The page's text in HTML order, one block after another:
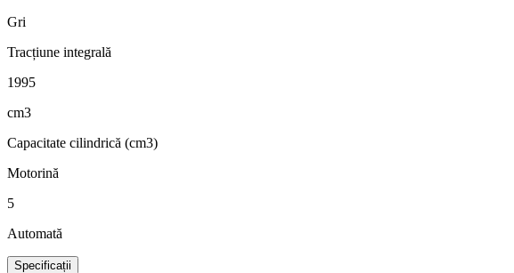
Gri
Tracțiune integrală
1995
cm3
Capacitate cilindrică (cm3)
Motorină
5
Automată
Specificații